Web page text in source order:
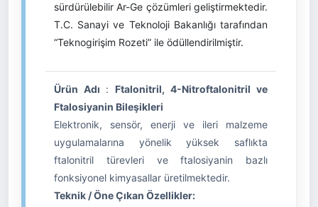
sürdürülebilir Ar-Ge çözümleri geliştirmektedir.
T.C. Sanayi ve Teknoloji Bakanlığı tarafından
“Teknogirişim Rozeti” ile ödüllendirilmiştir.
Ürün Adı : Ftalonitril, 4-Nitroftalonitril ve
Ftalosiyanin Bileşikleri
Elektronik, sensör, enerji ve ileri malzeme
uygulamalarına yönelik yüksek saflıkta
ftalonitril türevleri ve ftalosiyanin bazlı
fonksiyonel kimyasallar üretilmektedir.
Teknik / Öne Çıkan Özellikler: